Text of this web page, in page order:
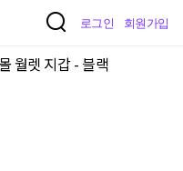
로그인 회원가입